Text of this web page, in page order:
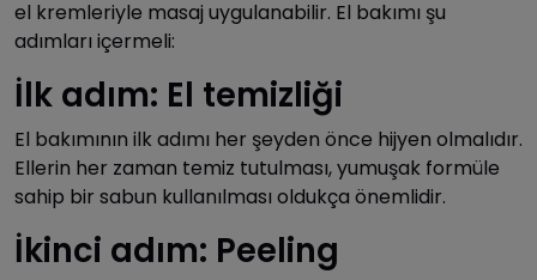
el kremleriyle masaj uygulanabilir. El bakımı şu
adımları içermeli:
İlk adım: El temizliği
El bakımının ilk adımı her şeyden önce hijyen olmalıdır.
Ellerin her zaman temiz tutulması, yumuşak formüle
sahip bir sabun kullanılması oldukça önemlidir.
İkinci adım: Peeling